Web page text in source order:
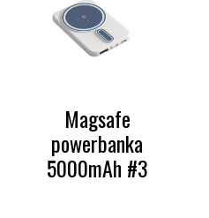
Magsafe
powerbanka
5000mAh #3